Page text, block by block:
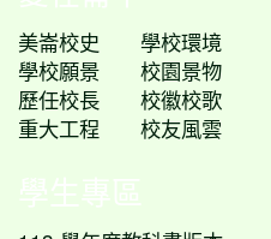
美崙校史
學校環境
學校願景
校園景物
歷任校長
校徽校歌
重大工程
校友風雲
學生專區